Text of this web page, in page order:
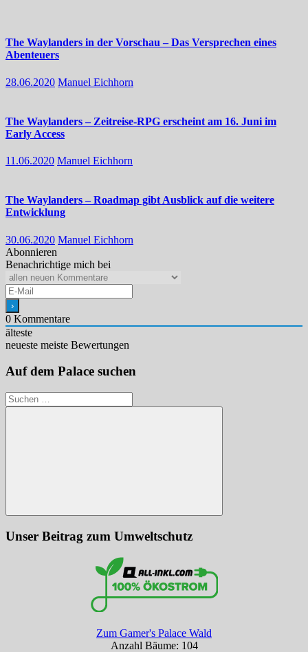
The Waylanders in der Vorschau – Das Versprechen eines
Abenteuers
28.06.2020 Manuel Eichhorn
The Waylanders – Zeitreise-RPG erscheint am 16. Juni im
Early Access
11.06.2020 Manuel Eichhorn
The Waylanders – Roadmap gibt Ausblick auf die weitere
Entwicklung
30.06.2020 Manuel Eichhorn
Abonnieren
Benachrichtige mich bei
0 Kommentare
älteste
neueste meiste Bewertungen
Auf dem Palace suchen
Suchen
nach:
Suchen
Unser Beitrag zum Umweltschutz
Zum Gamer's Palace Wald
Anzahl Bäume: 104